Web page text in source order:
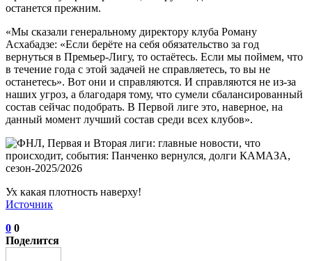
останется прежним.
«Мы сказали генеральному директору клуба Роману
Асхабадзе: «Если берёте на себя обязательство за год
вернуться в Премьер-Лигу, то остаётесь. Если мы поймем, что
в течение года с этой задачей не справляетесь, то вы не
останетесь». Вот они и справляются. И справляются не из-за
наших угроз, а благодаря тому, что сумели сбалансированный
состав сейчас подобрать. В Первой лиге это, наверное, на
данный момент лучший состав среди всех клубов».
Ух какая плотность наверху!
Источник
0 0
Поделится